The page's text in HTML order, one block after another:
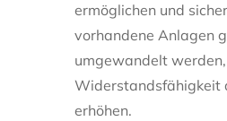
ermöglichen und
vorhandene Anlagen
umgewandelt
Widerstandsfähigkeit
erhöhen.